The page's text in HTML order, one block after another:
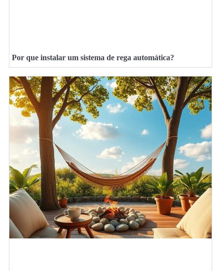
Por que instalar um sistema de rega automática?